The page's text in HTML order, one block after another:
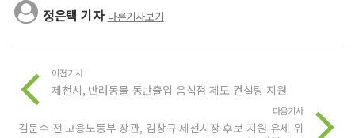
정은택 기자 다른기사보기
이전기사
제천시, 반려동물 동반출입 음식점 제도 컨설팅 지원
다음기사
김문수 전 고용노동부 장관, 김창규 제천시장 후보 지원 유세 위